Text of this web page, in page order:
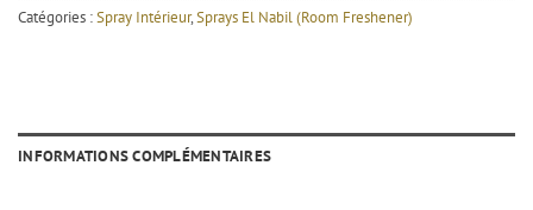
Catégories :Spray Intérieur,Sprays El Nabil (Room Freshener)
INFORMATIONS COMPLÉMENTAIRES